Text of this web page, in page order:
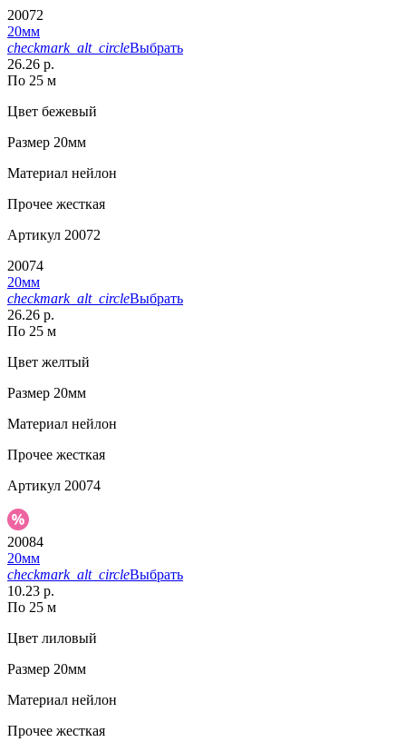
20072
20мм
checkmark_alt_circleВыбрать
26.26 р.
По 25 м
Цвет бежевый
Размер 20мм
Материал нейлон
Прочее жесткая
Артикул 20072
20074
20мм
checkmark_alt_circleВыбрать
26.26 р.
По 25 м
Цвет желтый
Размер 20мм
Материал нейлон
Прочее жесткая
Артикул 20074
20084
20мм
checkmark_alt_circleВыбрать
10.23 р.
По 25 м
Цвет лиловый
Размер 20мм
Материал нейлон
Прочее жесткая